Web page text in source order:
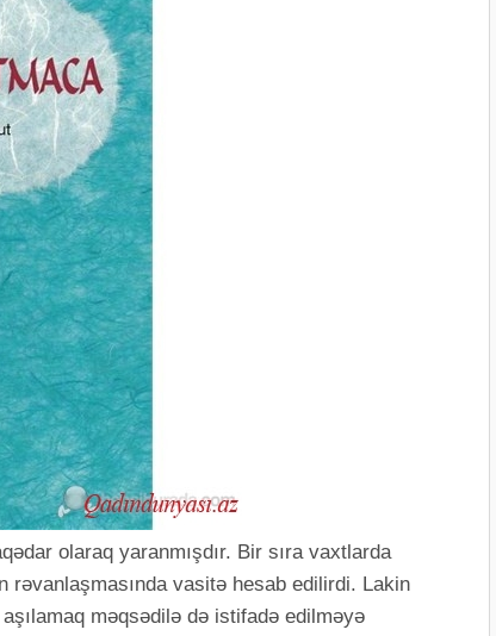
olaraq yaranmışdır. Bir sıra vaxtlarda
rəvanlaşmasında vasitə hesab edilirdi. Lakin
məqsədilə də istifadə edilməyə